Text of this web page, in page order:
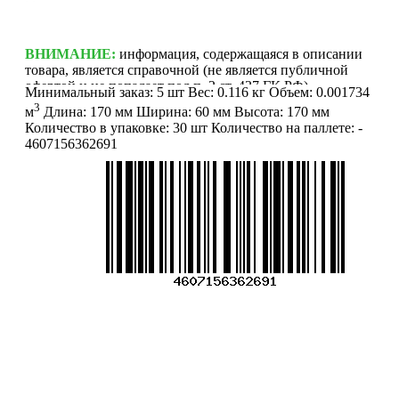
ВНИМАНИЕ: информация, содержащаяся в описании
товара, является справочной (не является публичной
офертой и не попадает под п. 2 ст. 437 ГК РФ).
Производитель может изменить характеристики и
внешний вид товара без предварительного уведомления.
Фотографии (изображения) могут отличаться от
действительного вида товара. Для уточнения деталей
обращайтесь к менеджерам. Если Вы нашли неточность
Минимальный заказ: 5 шт Вес: 0.116 кг Объем: 0.001734
м3 Длина: 170 мм Ширина: 60 мм Высота: 170 мм
Количество в упаковке: 30 шт Количество на паллете: -
4607156362691